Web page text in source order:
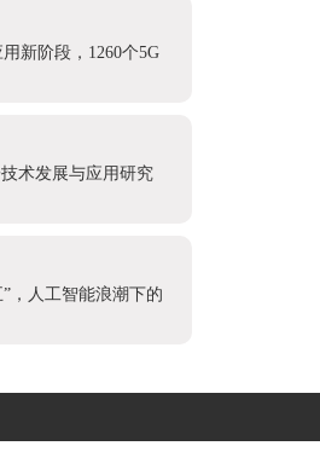
新阶段，1260个5G
术发展与应用研究
，人工智能浪潮下的